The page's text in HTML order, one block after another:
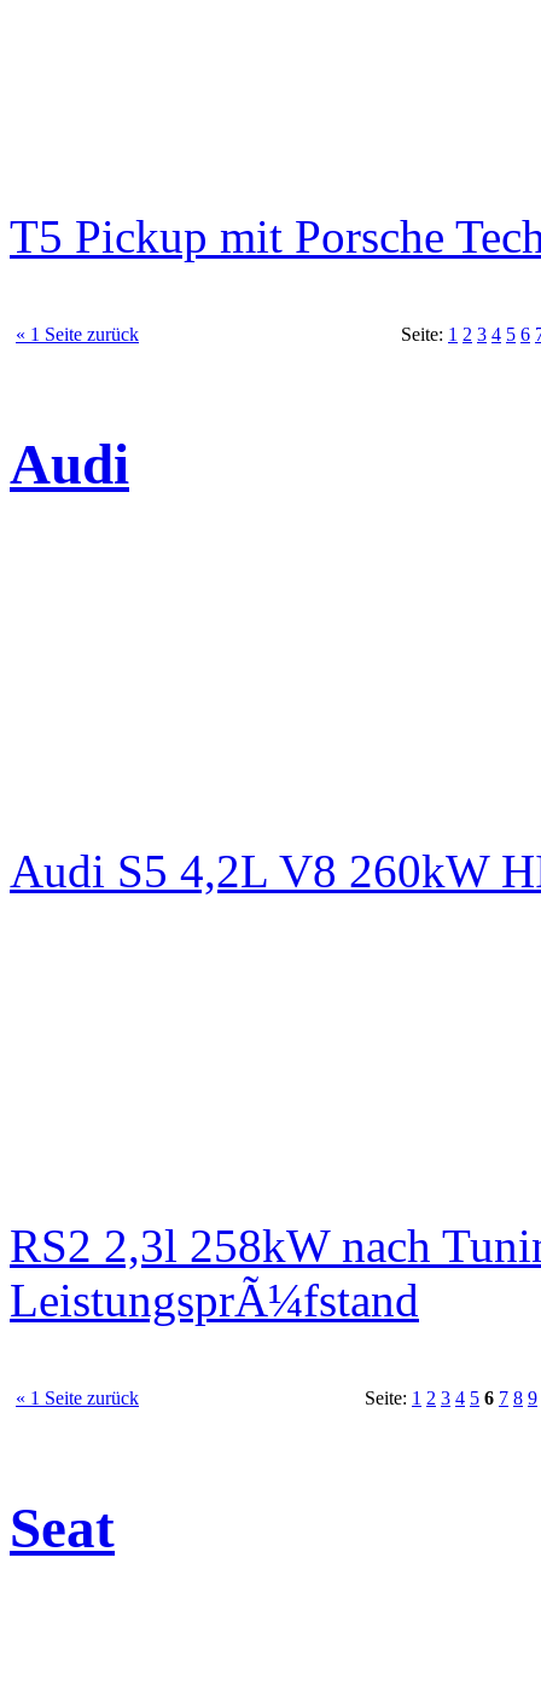
T5 Pickup mit Porsche
« 1 Seite zurück Seite: 1 2 3 4 5 6
Audi
Audi S5 4,2L V8 260kW
RS2 2,3l 258kW nach
LeistungsprÃ¼fstand
« 1 Seite zurück Seite: 1 2 3 4 5 6 7 8 9
Seat